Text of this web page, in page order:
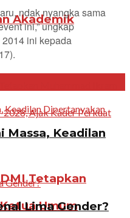
Akademik
Tetapkan
Umum
ndak nyangka sama
ini,” ungkap
ini kepada
Massa, Keadilan
Lima Gender?